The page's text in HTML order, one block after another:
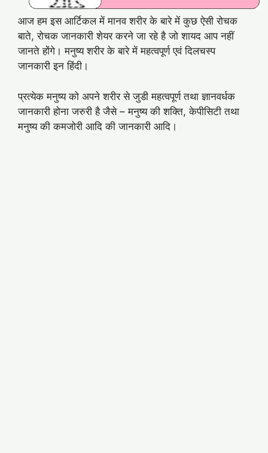
आज हम इस आर्टिकल में मानव शरीर के बारे में कुछ ऐसी रोचक
बाते, रोचक जानकारी शेयर करने जा रहे है जो शायद आप नहीं
जानते होंगे। मनुष्य शरीर के बारे में महत्वपूर्ण एवं दिलचस्प
जानकारी इन हिंदी।
प्रत्येक मनुष्य को अपने शरीर से जुडी महत्वपूर्ण तथा ज्ञानवर्धक
जानकारी होना जरुरी है जैसे – मनुष्य की शक्ति, केपीसिटी तथा
मनुष्य की कमजोरी आदि की जानकारी आदि।